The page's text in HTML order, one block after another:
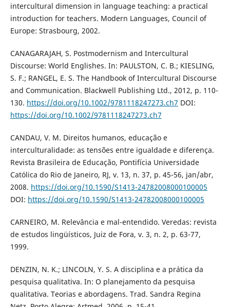
intercultural dimension in language teaching: a practical
introduction for teachers. Modern Languages, Council of
Europe: Strasbourg, 2002.
CANAGARAJAH, S. Postmodernism and Intercultural
Discourse: World Englishes. In: PAULSTON, C. B.; KIESLING,
S. F.; RANGEL, E. S. The Handbook of Intercultural Discourse
and Communication. Blackwell Publishing Ltd., 2012, p. 110-
130. https://doi.org/10.1002/9781118247273.ch7 DOI:
https://doi.org/10.1002/9781118247273.ch7
CANDAU, V. M. Direitos humanos, educação e
interculturalidade: as tensões entre igualdade e diferença.
Revista Brasileira de Educação, Pontifícia Universidade
Católica do Rio de Janeiro, RJ, v. 13, n. 37, p. 45-56, jan/abr,
2008. https://doi.org/10.1590/S1413-24782008000100005
DOI: https://doi.org/10.1590/S1413-24782008000100005
CARNEIRO, M. Relevância e mal-entendido. Veredas: revista
de estudos lingüísticos, Juiz de Fora, v. 3, n. 2, p. 63-77,
1999.
DENZIN, N. K.; LINCOLN, Y. S. A disciplina e a prática da
pesquisa qualitativa. In: O planejamento da pesquisa
qualitativa. Teorias e abordagens. Trad. Sandra Regina